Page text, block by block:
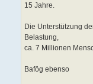
15 Jahre.
Die Unterstützung
Belastung,
ca. 7 Millionen
Bafög ebenso